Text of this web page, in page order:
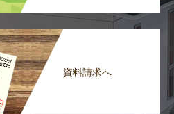
資料請求へ